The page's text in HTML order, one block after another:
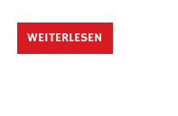
WEITERLESEN